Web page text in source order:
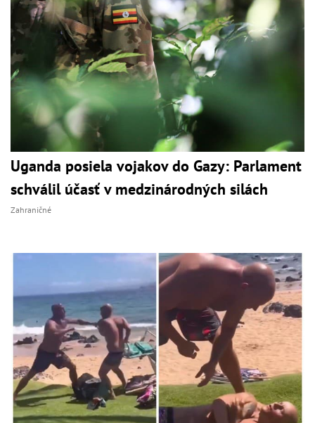
Uganda posiela vojakov do Gazy: Parlament
schválil účasť v medzinárodných silách
Zahraničné